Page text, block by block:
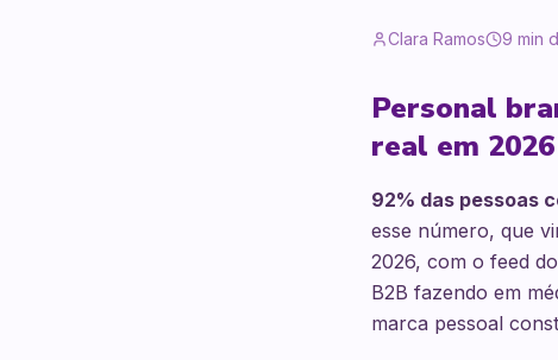
Clara Ramos 9 min
Personal
real em
92% das pessoas
esse número, que
2026, com o feed
B2B fazendo em
marca pessoal